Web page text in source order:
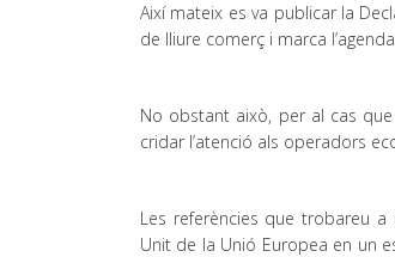
Així mateix es va publicar la
de lliure comerç i marca
No obstant això, per al cas
cridar l’atenció als operadors
Les referències que trobareu
Unit de la Unió Europea en un